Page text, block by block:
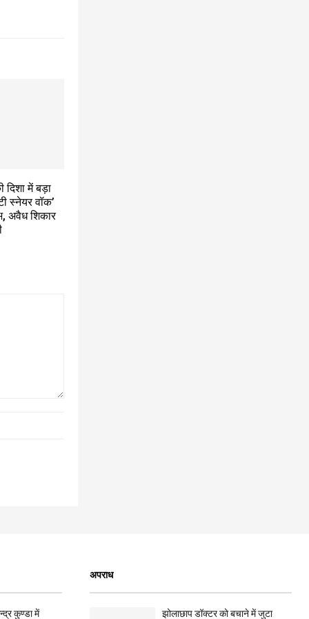
दिशा में बड़ा
स्नेयर वॉक’
अवैध शिकार
कुण्डा में
अपराध
झोलाछाप डॉक्टर को बचाने में जुटा